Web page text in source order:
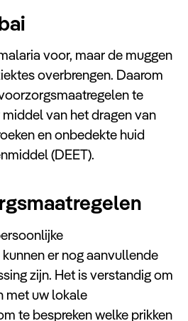
voor, maar de muggen
overbrengen. Daarom
te
van het dragen van
en onbedekte huid
(DEET).
er nog aanvullende
zijn. Het is verstandig om
met uw lokale
te bespreken welke prikken